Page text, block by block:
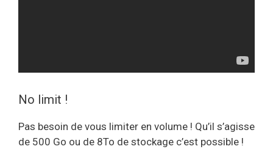
No limit !
Pas besoin de vous limiter en volume ! Qu’il s’agisse
de 500 Go ou de 8To de stockage c’est possible !